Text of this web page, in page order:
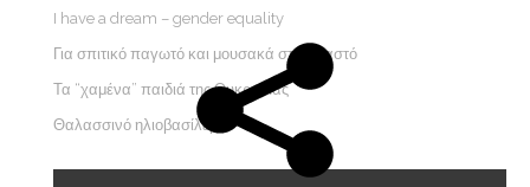
I have a dream – gender equality
Για σπιτικό παγωτό και μουσακά στον Καστό
Τα “χαμένα” παιδιά της Ουκρανίας
Θαλασσινό ηλιοβασίλεμα